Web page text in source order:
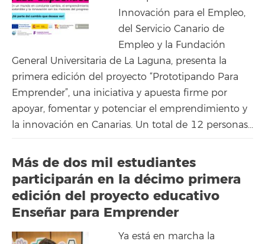
Innovación para el Empleo,
del Servicio Canario de
Empleo y la Fundación
General Universitaria de La Laguna, presenta la
primera edición del proyecto “Prototipando Para
Emprender”, una iniciativa y apuesta firme por
apoyar, fomentar y potenciar el emprendimiento y
la innovación en Canarias. Un total de 12 personas...
Más de dos mil estudiantes
participarán en la décimo primera
edición del proyecto educativo
Enseñar para Emprender
Ya está en marcha la